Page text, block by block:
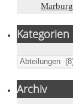
Marburg
Kategorien
Kategorien
Archiv